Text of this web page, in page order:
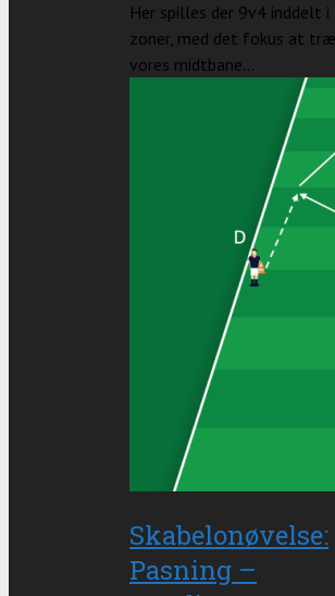
Her spilles der 9v4 inddelt i
zoner, med det fokus at
vores midtbane...
Skabelonøvelse:
Pasning –